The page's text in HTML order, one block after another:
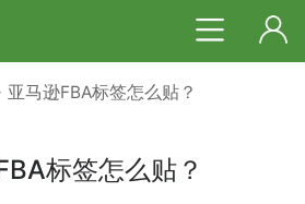
亚马逊FBA标签怎么贴？
标签怎么贴？